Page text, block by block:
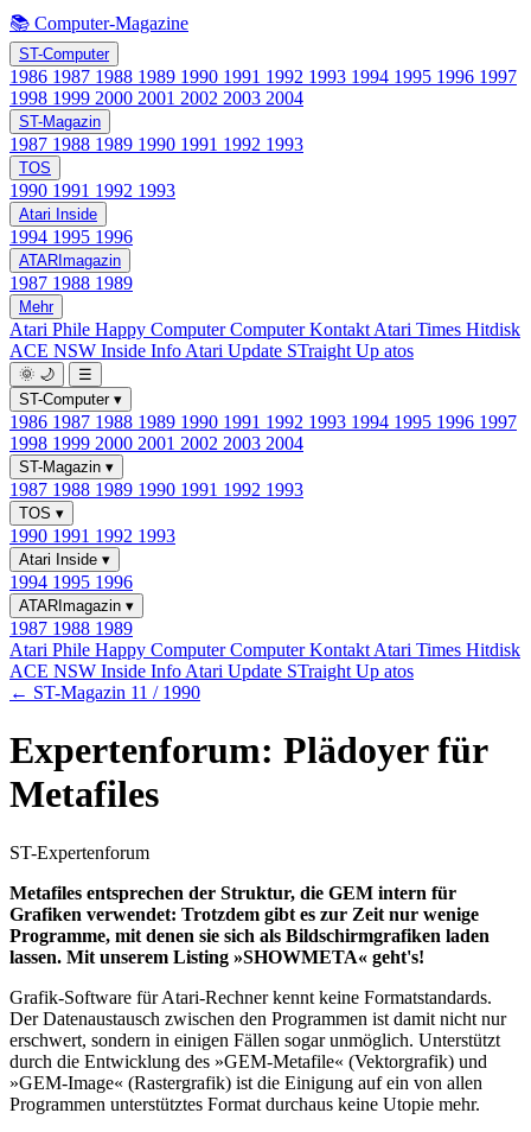
📚 Computer-Magazine
ST-Computer
1986 1987 1988 1989 1990 1991 1992 1993 1994 1995 1996 1997
1998 1999 2000 2001 2002 2003 2004
ST-Magazin
1987 1988 1989 1990 1991 1992 1993
TOS
1990 1991 1992 1993
Atari Inside
1994 1995 1996
ATARImagazin
1987 1988 1989
Mehr
Atari Phile Happy ComputerComputer Kontakt Atari Times Hitdisk
ACE NSW Inside Info Atari Update STraight Up atos
🌞 🌙
☰
ST-Computer ▾
1986 1987 1988 1989 1990 1991 1992 1993 1994 1995 1996 1997
1998 1999 2000 2001 2002 2003 2004
ST-Magazin ▾
1987 1988 1989 1990 1991 1992 1993
TOS ▾
1990 1991 1992 1993
Atari Inside ▾
1994 1995 1996
ATARImagazin ▾
1987 1988 1989
Atari Phile Happy ComputerComputer Kontakt Atari Times Hitdisk
ACE NSW Inside Info Atari Update STraight Up atos
← ST-Magazin 11 / 1990
Expertenforum: Plädoyer für
Metafiles
ST-Expertenforum
Metafiles entsprechen der Struktur, die GEM intern für
Grafiken verwendet: Trotzdem gibt es zur Zeit nur wenige
Programme, mit denen sie sich als Bildschirmgrafiken laden
lassen. Mit unserem Listing »SHOWMETA« geht's!
Grafik-Software für Atari-Rechner kennt keine Formatstandards.
Der Datenaustausch zwischen den Programmen ist damit nicht nur
erschwert, sondern in einigen Fällen sogar unmöglich. Unterstützt
durch die Entwicklung des »GEM-Metafile« (Vektorgrafik) und
»GEM-Image« (Rastergrafik) ist die Einigung auf ein von allen
Programmen unterstütztes Format durchaus keine Utopie mehr.